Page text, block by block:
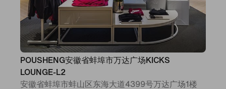
POUSHENG安徽省蚌埠市万达广场KICKS
LOUNGE-L2
安徽省蚌埠市蚌山区东海大道4399号万达广场1楼